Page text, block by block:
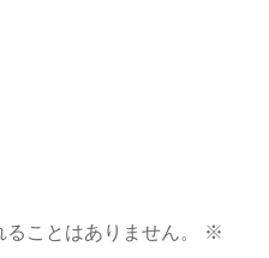
ことはありません。
※